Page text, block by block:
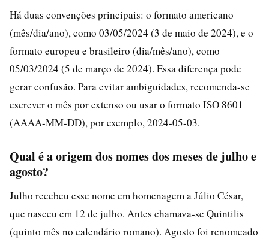
Há duas convenções principais: o formato americano
(mês/dia/ano), como 03/05/2024 (3 de maio de 2024), e o
formato europeu e brasileiro (dia/mês/ano), como
05/03/2024 (5 de março de 2024). Essa diferença pode
gerar confusão. Para evitar ambiguidades, recomenda-se
escrever o mês por extenso ou usar o formato ISO 8601
(AAAA-MM-DD), por exemplo, 2024-05-03.
Qual é a origem dos nomes dos meses de julho e
agosto?
Julho recebeu esse nome em homenagem a Júlio César,
que nasceu em 12 de julho. Antes chamava-se Quintilis
(quinto mês no calendário romano). Agosto foi renomeado